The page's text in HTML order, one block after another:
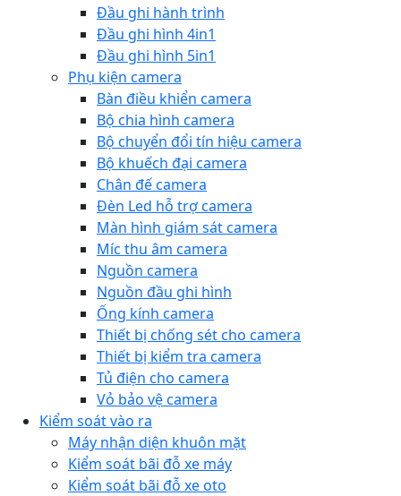
Đầu ghi hành trình
Đầu ghi hình 4in1
Đầu ghi hình 5in1
Phụ kiện camera
Bàn điều khiển camera
Bộ chia hình camera
Bộ chuyển đổi tín hiệu camera
Bộ khuếch đại camera
Chân đế camera
Đèn Led hỗ trợ camera
Màn hình giám sát camera
Míc thu âm camera
Nguồn camera
Nguồn đầu ghi hình
Ống kính camera
Thiết bị chống sét cho camera
Thiết bị kiểm tra camera
Tủ điện cho camera
Vỏ bảo vệ camera
Kiểm soát vào ra
Máy nhận diện khuôn mặt
Kiểm soát bãi đỗ xe máy
Kiểm soát bãi đỗ xe oto